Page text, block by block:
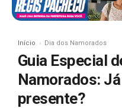
Início Dia dos Namorados
Guia Especial
Namorados:
presente?